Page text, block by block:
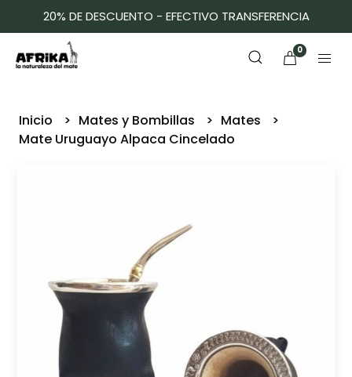
20% DE DESCUENTO - EFECTIVO TRANSFERENCIA
0
Inicio Mates y Bombillas
Mates
Mate Uruguayo Alpaca Cincelado